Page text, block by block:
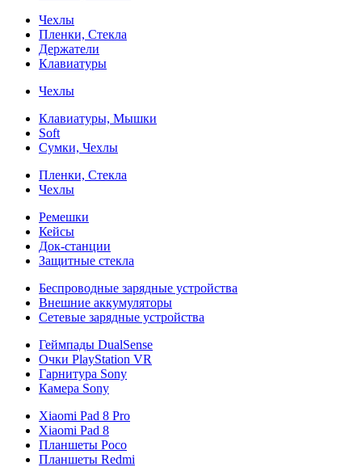
Чехлы
Пленки, Стекла
Держатели
Клавиатуры
Чехлы
Клавиатуры, Мышки
Soft
Сумки, Чехлы
Пленки, Стекла
Чехлы
Ремешки
Кейсы
Док-станции
Защитные стекла
Беспроводные зарядные устройства
Внешние аккумуляторы
Сетевые зарядные устройства
Геймпады DualSense
Очки PlayStation VR
Гарнитура Sony
Камера Sony
Xiaomi Pad 8 Pro
Xiaomi Pad 8
Планшеты Poco
Планшеты Redmi